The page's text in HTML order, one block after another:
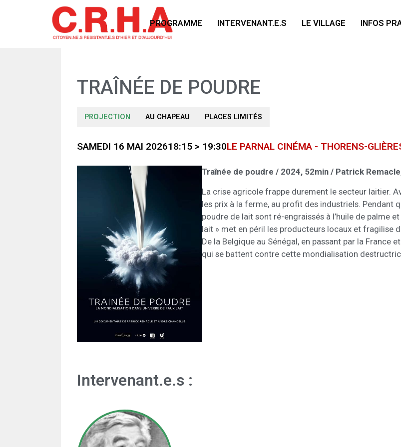
PROGRAMME INTERVENANT.E.S LE VILLAGE INFOS
TRAÎNÉE DE POUDRE
PROJECTION AU CHAPEAU PLACES LIMITÉS
SAMEDI 16 MAI 202618:15 > 19:30LE PARNAL CINÉMA - THORENS-
Traînée de poudre / 2024, 52min / Patrick
La crise agricole frappe durement le secteur laitier.
les prix à la ferme, au profit des industriels. Pendant
poudre de lait sont ré-engraissés à l’huile de palme
lait » met en péril les producteurs locaux et fragilise
De la Belgique au Sénégal, en passant par la France
qui se battent contre cette mondialisation
Intervenant.e.s :